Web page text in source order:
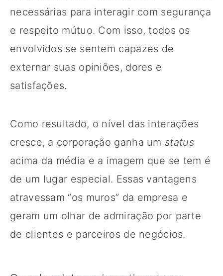
necessárias para interagir com segurança
e respeito mútuo. Com isso, todos os
envolvidos se sentem capazes de
externar suas opiniões, dores e
satisfações.
Como resultado, o nível das interações
cresce, a corporação ganha um status
acima da média e a imagem que se tem é
de um lugar especial. Essas vantagens
atravessam “os muros” da empresa e
geram um olhar de admiração por parte
de clientes e parceiros de negócios.